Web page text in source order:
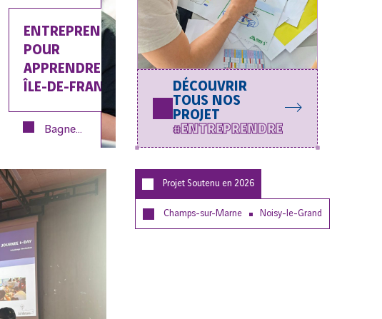
ENTREPRENDRE
POUR
APPRENDRE
ÎLE-DE-FRANCE
Bagneux Champigny-sur-Marne Malakoff Montrouge
DÉCOUVRIR
TOUS NOS
PROJET
#ENTREPRENDRE
Projet Soutenu en 2026
Champs-sur-Marne Noisy-le-Grand